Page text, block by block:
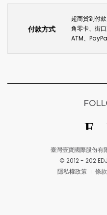
付款方式
超商貨到付
角零卡、街
ATM、
臺灣壹寶國際股份有
© 2012 - 202
隱私權政策
條